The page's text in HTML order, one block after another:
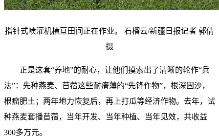
指针式喷灌机横亘田间正在作业。 石榴云/新疆日报记者 郭倩
摄
正是这套“养地”的耐心，让他们摸索出了清晰的轮作“兵
法”：先种燕麦、苜蓿这些耐瘠薄的“先锋作物”，根深固沙，
根瘤肥土；两年地力恢复后，再上打瓜等经济作物。去年，试
种燕麦套播苜蓿，当年开发、当年种植、当年见效，共收益
300多万元。